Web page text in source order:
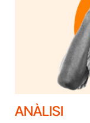
ANÀLISI